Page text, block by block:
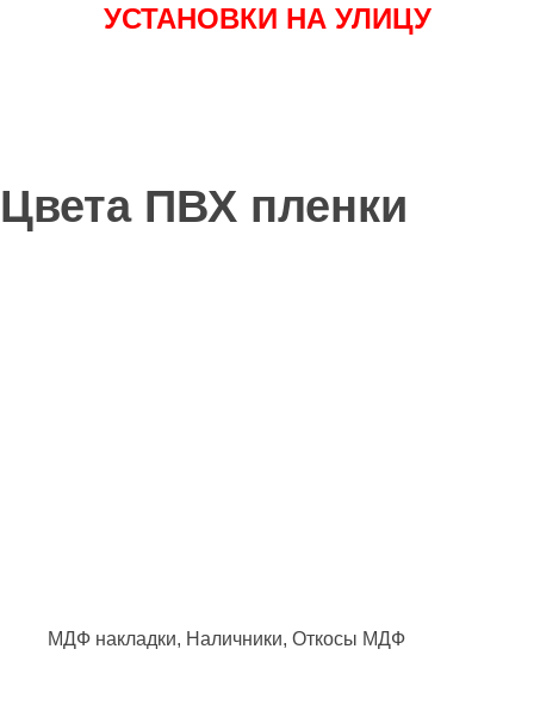
УСТАНОВКИ НА УЛИЦУ
Цвета ПВХ пленки
МДФ накладки, Наличники, Откосы МДФ